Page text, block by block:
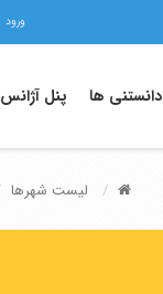
ورود
دانستنی ها پنل آژانس
لیست شهرها